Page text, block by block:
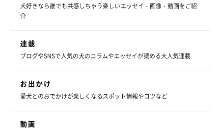
2頭の愛犬は「我が子で相棒で、大切な“宝
犬”」
犬好きなら誰でも共感しちゃう楽しいエッセイ・画像・動画をご紹
介
連載
ブログやSNSで人気の犬のコラムやエッセイが読める大人気連載
お出かけ
愛犬とのおでかけが楽しくなるスポット情報やコツなど
動画